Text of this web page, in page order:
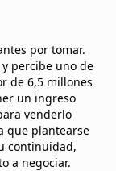
por tomar.
percibe uno de
de 6,5 millones
un ingreso
venderlo
que plantearse
continuidad,
a negociar.